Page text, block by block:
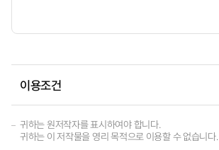
이용조건
귀하는 원저작자를 표시하여야 합니다.
귀하는 이 저작물을 영리 목적으로 이용할 수 없습니다.